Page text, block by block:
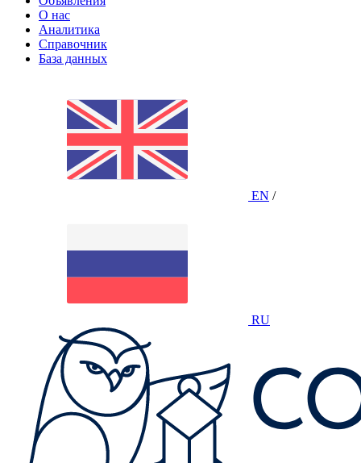
О нас
Аналитика
Справочник
База данных
EN /
RU